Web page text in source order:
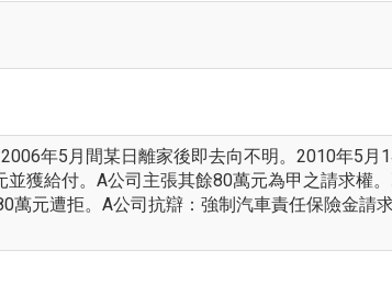
年5月間某日離家後即去向不明。2010年5
獲給付。A公司主張其餘80萬元為甲之請求權
萬元遭拒。A公司抗辯：強制汽車責任保險金請